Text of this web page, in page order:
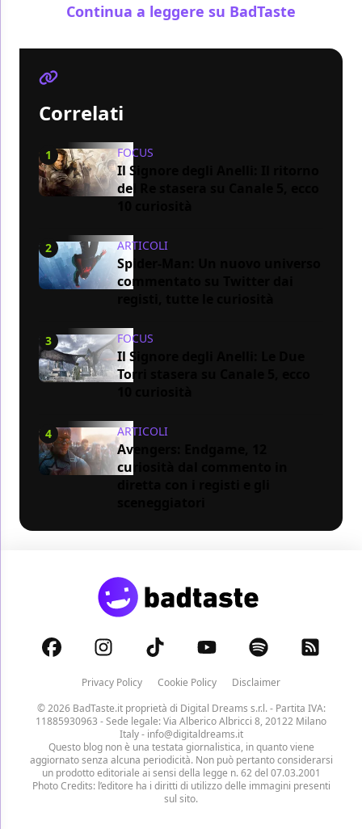
Continua a leggere su BadTaste
Correlati
1 FOCUS
Il Signore degli Anelli: Il ritorno
del Re stasera su Canale 5, ecco
2 ARTICOLI
Spider-Man: Un nuovo universo
commentato su Twitter dai
3 FOCUS
Il Signore degli Anelli: Le Due
Torri stasera su Canale 5, ecco
4 ARTICOLI
Avengers: Endgame, 12
curiosità dal commento in
Privacy Policy Cookie Policy
Disclaimer
© 2026 BadTaste.it proprietà di Digital Dreams s.r.l.- Partita IVA:
11885930963 - Sede legale: Via Alberico Albricci 8, 20122 Milano
Italy - info@digitaldreams.it
Questo blog non è una testata giornalistica, in quanto viene
aggiornato senza alcuna periodicità. Non può pertanto considerarsi
un prodotto editoriale ai sensi della legge n. 62 del 07.03.2001
Photo Credits: l’editore ha i diritti di utilizzo delle immagini presenti
sul sito.